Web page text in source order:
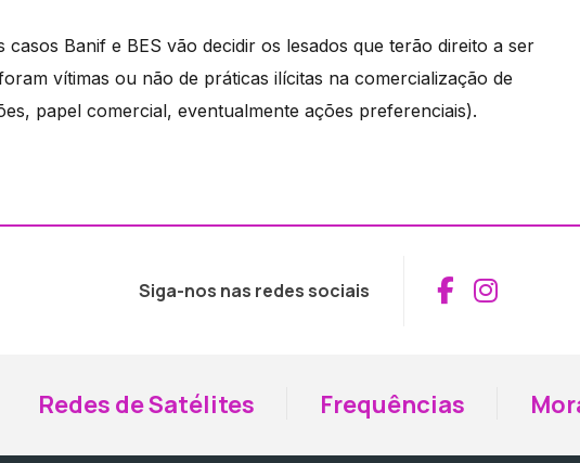
casos Banif e BES vão decidir os lesados que terão direito a ser
vítimas ou não de práticas ilícitas na comercialização de
papel comercial, eventualmente ações preferenciais).
Siga-nos nas redes sociais Aceder
Redes de Satélites Frequências